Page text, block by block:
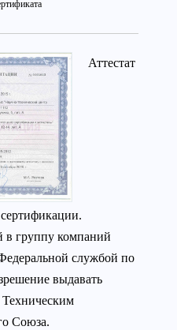
Аттестат
группу компаний
службой по
выдавать
Техническим
Союза.